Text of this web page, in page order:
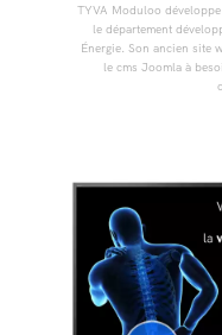
TYVA Moduloo
le département
Énergie. Son ancien site
le cms Joomla à